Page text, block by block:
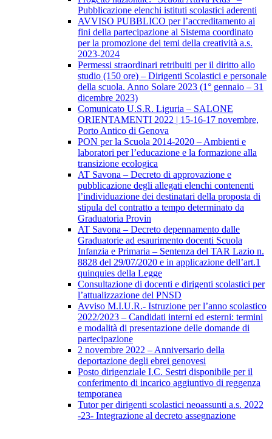
Pubblicazione elenchi istituti scolastici aderenti
AVVISO PUBBLICO per l’accreditamento ai
fini della partecipazione al Sistema coordinato
per la promozione dei temi della creatività a.s.
2023-2024
Permessi straordinari retribuiti per il diritto allo
studio (150 ore) – Dirigenti Scolastici e personale
della scuola. Anno Solare 2023 (1° gennaio – 31
dicembre 2023)
Comunicato U.S.R. Liguria – SALONE
ORIENTAMENTI 2022 | 15-16-17 novembre,
Porto Antico di Genova
PON per la Scuola 2014-2020 – Ambienti e
laboratori per l’educazione e la formazione alla
transizione ecologica
AT Savona – Decreto di approvazione e
pubblicazione degli allegati elenchi contenenti
l’individuazione dei destinatari della proposta di
stipula del contratto a tempo determinato da
Graduatoria Provin
AT Savona – Decreto depennamento dalle
Graduatorie ad esaurimento docenti Scuola
Infanzia e Primaria – Sentenza del TAR Lazio n.
8828 del 29/07/2020 e in applicazione dell’art.1
quinquies della Legge
Consultazione di docenti e dirigenti scolastici per
l’attualizzazione del PNSD
Avviso M.I.U.R.- Istruzione per l’anno scolastico
2022/2023 – Candidati interni ed esterni: termini
e modalità di presentazione delle domande di
partecipazione
2 novembre 2022 – Anniversario della
deportazione degli ebrei genovesi
Posto dirigenziale I.C. Sestri disponibile per il
conferimento di incarico aggiuntivo di reggenza
temporanea
Tutor per dirigenti scolastici neoassunti a.s. 2022
-23- Integrazione al decreto assegnazione